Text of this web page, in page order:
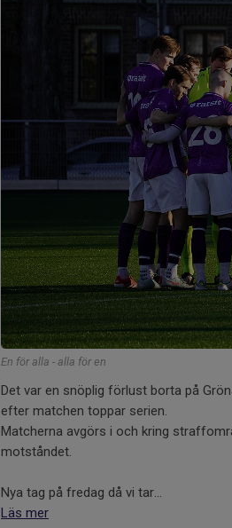
En för alla - alla för en
Det var en snöplig förlust borta på
efter matchen toppar serien.
Matcherna avgörs i och kring
motståndet.
Nya tag på fredag då vi tar...
Läs mer